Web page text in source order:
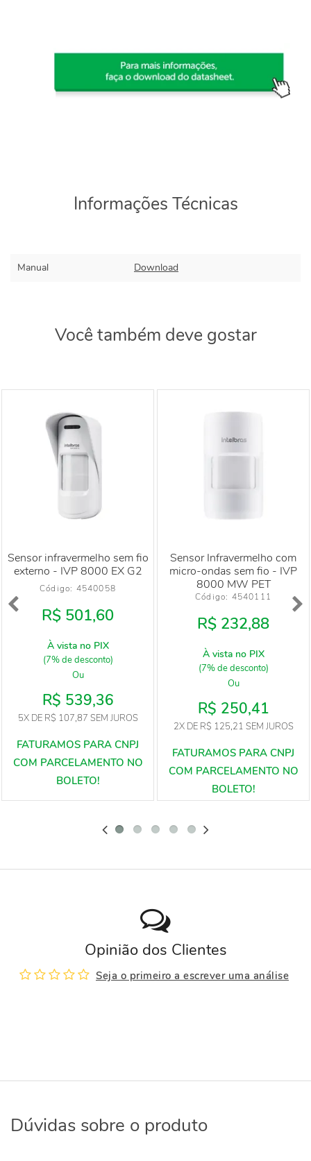
Informações Técnicas
Manual Download
Você também deve gostar
Sensor infravermelho sem fio
externo - IVP 8000 EX G2
Código: 4540058
R$ 501,60
À vista no PIX
(7% de desconto)
Ou
R$ 539,36
5XDE R$ 107,87 SEM JUROS
Sensor Infravermelho com
micro-ondas sem fio - IVP
8000 MW PET
Código: 4540111
R$ 232,88
À vista no PIX
(7% de desconto)
Ou
R$ 250,41
2XDE R$ 125,21 SEM JUROS
Opinião dos Clientes
Seja o primeiro a escrever uma análise
Dúvidas sobre o produto